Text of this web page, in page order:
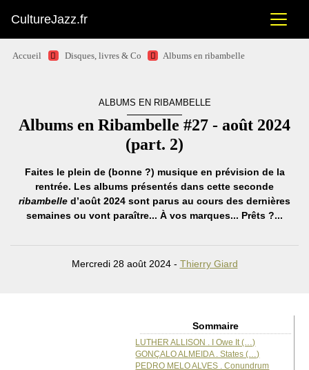
CultureJazz.fr
Accueil Disques, livres & Co Albums en ribambelle
ALBUMS EN RIBAMBELLE
Albums en Ribambelle #27 - août 2024
(part. 2)
Faites le plein de (bonne ?) musique en prévision de la
rentrée. Les albums présentés dans cette seconde
ribambelle d’août 2024 sont parus au cours des dernières
semaines ou vont paraître... À vos marques... Prêts ?...
Mercredi 28 août 2024 - Thierry Giard
Sommaire
LUTHER ALLISON . I Owe It (…)
GONÇALO ALMEIDA . States (…)
PEDRO MELO ALVES . Conundrum